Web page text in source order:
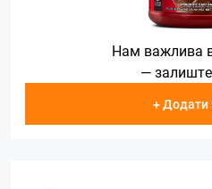
Нам важлива
— залиште
+ Додати